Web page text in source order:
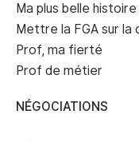
Ma plus belle histoire
Mettre la FGA sur la
Prof, ma fierté
Prof de métier
NÉGOCIATIONS